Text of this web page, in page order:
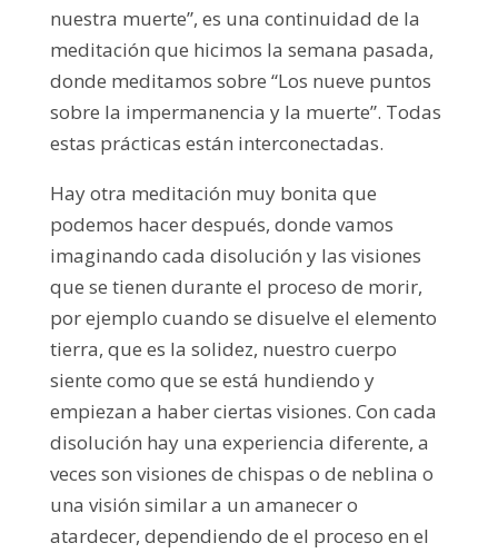
nuestra muerte”, es una continuidad de la
meditación que hicimos la semana pasada,
donde meditamos sobre “Los nueve puntos
sobre la impermanencia y la muerte”. Todas
estas prácticas están interconectadas.
Hay otra meditación muy bonita que
podemos hacer después, donde vamos
imaginando cada disolución y las visiones
que se tienen durante el proceso de morir,
por ejemplo cuando se disuelve el elemento
tierra, que es la solidez, nuestro cuerpo
siente como que se está hundiendo y
empiezan a haber ciertas visiones. Con cada
disolución hay una experiencia diferente, a
veces son visiones de chispas o de neblina o
una visión similar a un amanecer o
atardecer, dependiendo de el proceso en el